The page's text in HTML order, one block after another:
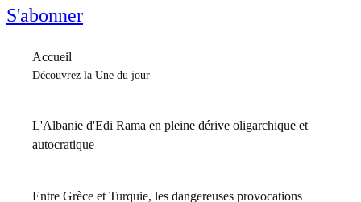
S'abonner
Accueil
Découvrez la Une du jour
L'Albanie d'Edi Rama en pleine dérive oligarchique et
autocratique
Entre Grèce et Turquie, les dangereuses provocations